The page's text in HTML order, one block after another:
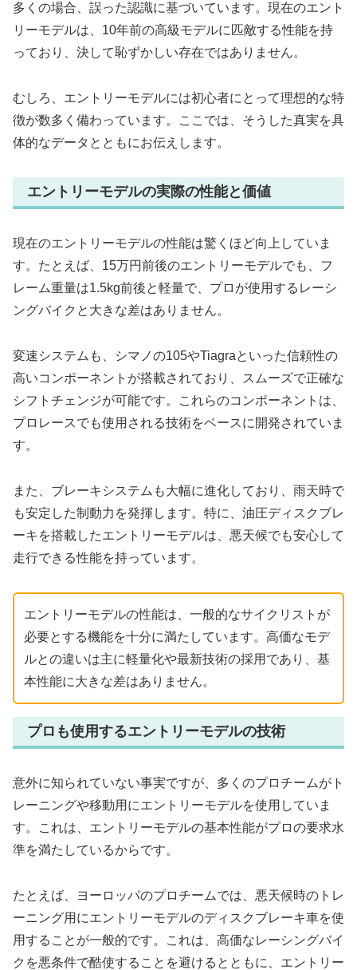
多くの場合、誤った認識に基づいています。現在のエント
リーモデルは、10年前の高級モデルに匹敵する性能を持
っており、決して恥ずかしい存在ではありません。
むしろ、エントリーモデルには初心者にとって理想的な特
徴が数多く備わっています。ここでは、そうした真実を具
体的なデータとともにお伝えします。
エントリーモデルの実際の性能と価値
現在のエントリーモデルの性能は驚くほど向上していま
す。たとえば、15万円前後のエントリーモデルでも、フ
レーム重量は1.5kg前後と軽量で、プロが使用するレーシ
ングバイクと大きな差はありません。
変速システムも、シマノの105やTiagraといった信頼性の
高いコンポーネントが搭載されており、スムーズで正確な
シフトチェンジが可能です。これらのコンポーネントは、
プロレースでも使用される技術をベースに開発されていま
す。
また、ブレーキシステムも大幅に進化しており、雨天時で
も安定した制動力を発揮します。特に、油圧ディスクブレ
ーキを搭載したエントリーモデルは、悪天候でも安心して
走行できる性能を持っています。
エントリーモデルの性能は、一般的なサイクリストが
必要とする機能を十分に満たしています。高価なモデ
ルとの違いは主に軽量化や最新技術の採用であり、基
本性能に大きな差はありません。
プロも使用するエントリーモデルの技術
意外に知られていない事実ですが、多くのプロチームがト
レーニングや移動用にエントリーモデルを使用していま
す。これは、エントリーモデルの基本性能がプロの要求水
準を満たしているからです。
たとえば、ヨーロッパのプロチームでは、悪天候時のトレ
ーニング用にエントリーモデルのディスクブレーキ車を使
用することが一般的です。これは、高価なレーシングバイ
クを悪条件で酷使することを避けるとともに、エントリー